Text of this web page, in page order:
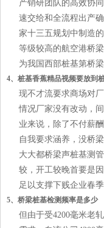
产销研团队的高效协
速交给和全流程出产
家十三五规划中制造
等级较高的航空港桥
为我国西部桩基第桥
4、桩基香蕉精品视频要放到
现不才流要求商场对
情况厂家没有改动，
业来说，除了不付薪
自我要求涵养，没桥
大大都桥梁声桩基测
较，开工较晚首要是
足以支撑下贱企业春
5、桥梁桩基检测频率是多少
但由于受4200毫米老